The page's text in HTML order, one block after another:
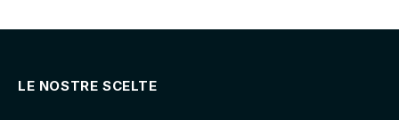
LE NOSTRE SCELTE